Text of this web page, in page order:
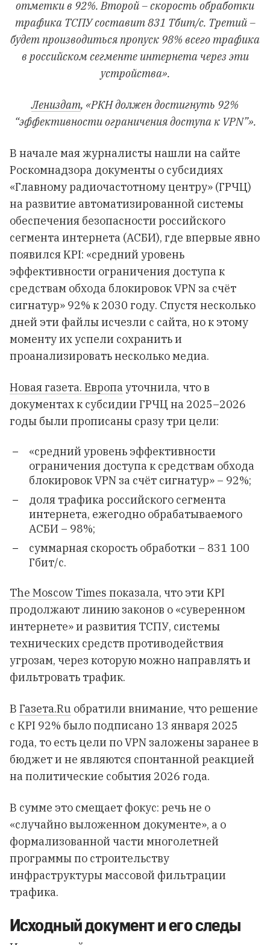
отметки в 92%. Второй – скорость обработки
трафика ТСПУ составит 831 Тбит/с. Третий –
будет производиться пропуск 98% всего трафика
в российском сегменте интернета через эти
устройства».
Лениздат, «РКН должен достигнуть 92%
“эффективности ограничения доступа к VPN”».
В начале мая журналисты нашли на сайте
Роскомнадзора документы о субсидиях
«Главному радиочастотному центру» (ГРЧЦ)
на развитие автоматизированной системы
обеспечения безопасности российского
сегмента интернета (АСБИ), где впервые явно
появился KPI: «средний уровень
эффективности ограничения доступа к
средствам обхода блокировок VPN за счёт
сигнатур» 92% к 2030 году. Спустя несколько
дней эти файлы исчезли с сайта, но к этому
моменту их успели сохранить и
проанализировать несколько медиа.
Новая газета. Европауточнила, что в
документах к субсидии ГРЧЦ на 2025–2026
годы были прописаны сразу три цели:
«средний уровень эффективности
ограничения доступа к средствам обхода
блокировок VPN за счёт сигнатур» – 92%;
доля трафика российского сегмента
интернета, ежегодно обрабатываемого
АСБИ – 98%;
суммарная скорость обработки – 831 100
Гбит/с.
The Moscow Times показала, что эти KPI
продолжают линию законов о «суверенном
интернете» и развития ТСПУ, системы
технических средств противодействия
угрозам, через которую можно направлять и
фильтровать трафик.
В Газета.Ru обратили внимание, что решение
с KPI 92% было подписано 13 января 2025
года, то есть цели по VPN заложены заранее в
бюджет и не являются спонтанной реакцией
на политические события 2026 года.
В сумме это смещает фокус: речь не о
«случайно выложенном документе», а о
формализованной части многолетней
программы по строительству
инфраструктуры массовой фильтрации
трафика.
Исходный документ и его следы